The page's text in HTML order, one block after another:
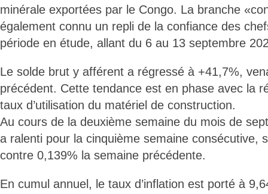
minérale exportées par le Congo. La branche
également connu un repli de la confiance des
période en étude, allant du 6 au 13 septembre
Le solde brut y afférent a régressé à +41,7%,
précédent. Cette tendance est en phase avec la
taux d’utilisation du matériel de construction.
Au cours de la deuxième semaine du mois de
a ralenti pour la cinquième semaine consécutive,
contre 0,139% la semaine précédente.
En cumul annuel, le taux d’inflation est porté à